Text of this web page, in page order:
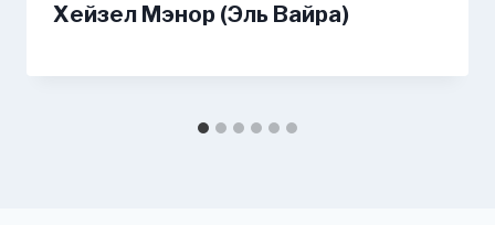
Хейзел Мэнор (Эль Вайра)